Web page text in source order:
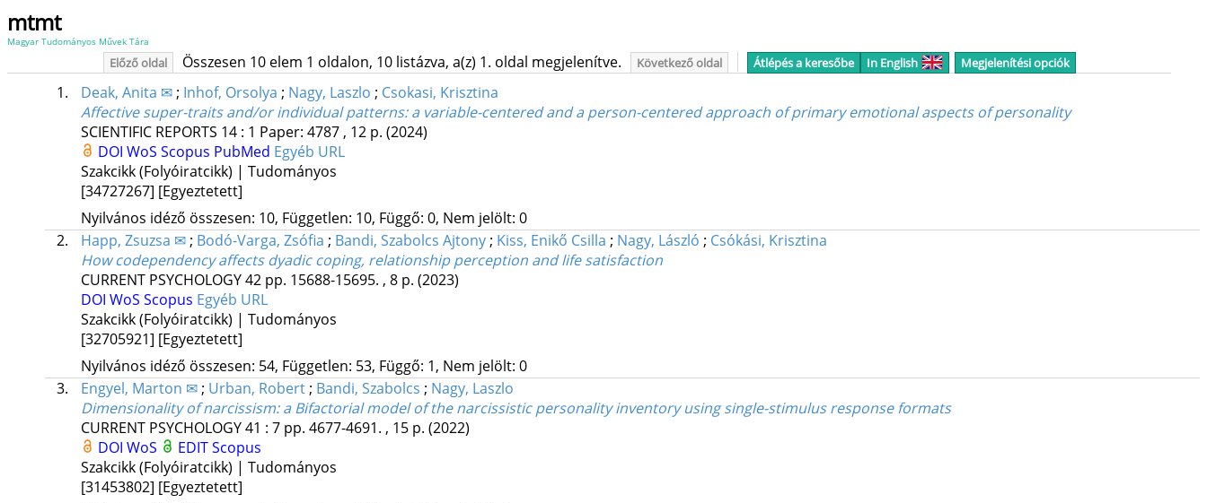
mtmt
Magyar Tudományos Művek Tára
Előző oldal Összesen 10 elem 1 oldalon, 10 listázva, a(z) 1. oldal megjelenítve. Következő oldal Átlépés a keresőbe In English Megjelenítési opciók
1. Deak, Anita ✉; Inhof, Orsolya ; Nagy, Laszlo ; Csokasi, Krisztina
Affective super-traits and/or individual patterns: a variable-centered and a person-centered approach of primary emotional aspects of personality
SCIENTIFIC REPORTS 14: 1 Paper: 4787 , 12 p. (2024)
DOI WoS Scopus PubMed Egyéb URL
Szakcikk (Folyóiratcikk) | Tudományos
[34727267] [Egyeztetett]
Nyilvános idéző összesen: 10, Független: 10, Függő: 0, Nem jelölt: 0
2.
Happ, Zsuzsa ✉; Bodó-Varga, Zsófia ; Bandi, Szabolcs Ajtony; Kiss, Enikő Csilla ; Nagy, László ; Csókási, Krisztina
How codependency affects dyadic coping, relationship perception and life satisfaction
CURRENT PSYCHOLOGY42 pp. 15688-15695. , 8 p. (2023)
DOI WoS Scopus Egyéb URL
Szakcikk (Folyóiratcikk) | Tudományos
[32705921] [Egyeztetett]
Nyilvános idéző összesen: 54, Független: 53, Függő: 1, Nem jelölt: 0
3.
Engyel, Marton ✉; Urban, Robert; Bandi, Szabolcs ; Nagy, Laszlo
Dimensionality of narcissism: a Bifactorial model of the narcissistic personality inventory using single-stimulus response formats
CURRENT PSYCHOLOGY41 : 7 pp. 4677-4691. , 15 p. (2022)
DOI WoS EDITScopus
Szakcikk (Folyóiratcikk) | Tudományos
[31453802] [Egyeztetett]